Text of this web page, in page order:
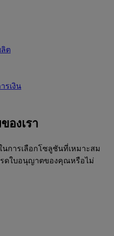
ต
รเงิน
องเรา
นการเลือกโซลูชันที่เหมาะสม
รดใบอนุญาตของคุณหรือไม่